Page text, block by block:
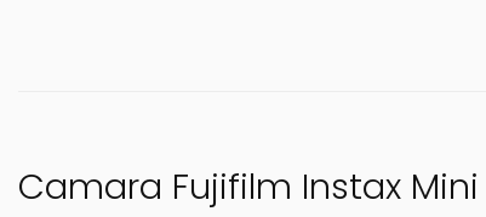
Camara Fujifilm Instax